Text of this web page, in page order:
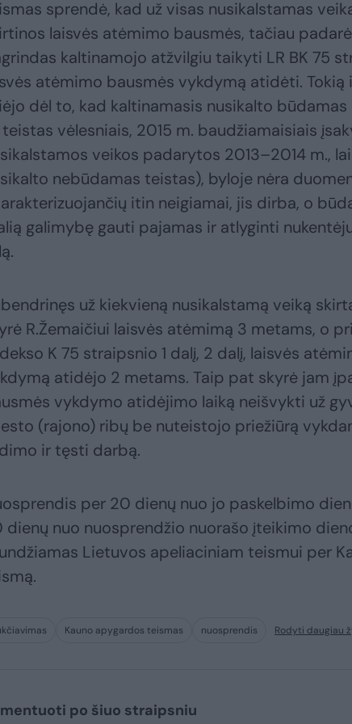
sprendė, kad už visas nusikalstamas
laisvės atėmimo bausmės, tačiau
kaltinamojo atžvilgiu taikyti LR BK 75
atėmimo bausmės vykdymą atidėti. Tokią
dėl to, kad kaltinamasis nusikalto
vėlesniais, 2015 m. baudžiamaisiais
veikos padarytos 2013–2014 m.,
nebūdamas teistas), byloje nėra
itin neigiamai, jis dirba, o
galimybę gauti pajamas ir atlyginti
už kiekvieną nusikalstamą veiką
R.Žemaičiui laisvės atėmimą 3 metams, o
K 75 straipsnio 1 dalį, 2 dalį, laisvės
atidėjo 2 metams. Taip pat skyrė jam
vykdymo atidėjimo laiką neišvykti už
(rajono) ribų be nuteistojo priežiūrą
ir tęsti darbą.
per 20 dienų nuo jo paskelbimo
dienų nuo nuosprendžio nuorašo įteikimo
Lietuvos apeliaciniam teismui per
Kauno apygardos teismas nuosprendis Rodyti daugiau
po šiuo straipsniu